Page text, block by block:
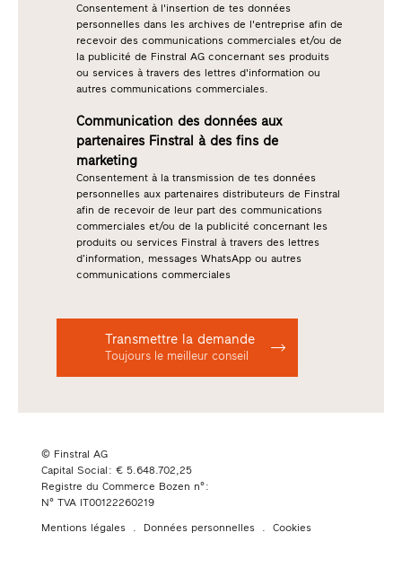
Consentement à l'insertion de tes données
personnelles dans les archives de l'entreprise afin de
recevoir des communications commerciales et/ou de
la publicité de Finstral AG concernant ses produits
ou services à travers des lettres d'information ou
autres communications commerciales.
Communication des données aux
partenaires Finstral à des fins de
marketing
Consentement à la transmission de tes données
personnelles aux partenaires distributeurs de Finstral
afin de recevoir de leur part des communications
commerciales et/ou de la publicité concernant les
produits ou services Finstral à travers des lettres
d’information, messages WhatsApp ou autres
communications commerciales
Transmettre la demande
Toujours le meilleur conseil
© Finstral AG
Capital Social : € 5.648.702,25
Registre du Commerce Bozen n° :
N° TVA IT00122260219
Mentions légales
Données personnelles Cookies